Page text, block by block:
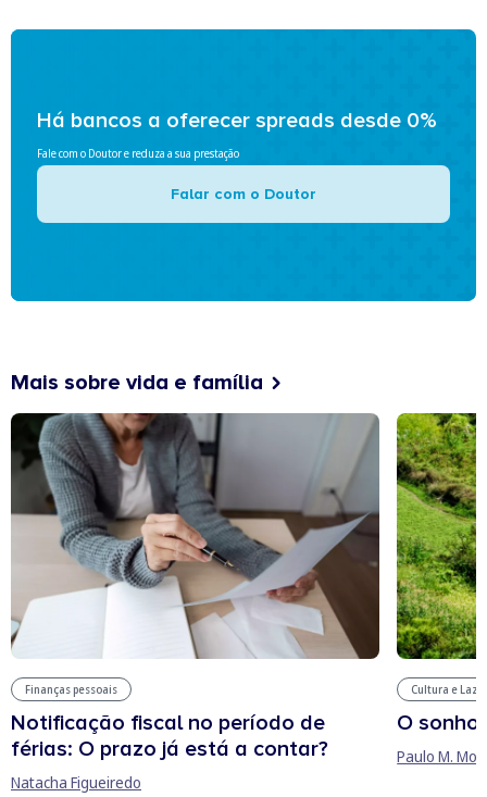
Há bancos a oferecer spreads desde 0%
Fale com o Doutor e reduza a sua prestação
Falar com o Doutor
Mais sobre vida e família
Finanças pessoais
Notificação fiscal no período de
férias: O prazo já está a contar?
Natacha Figueiredo
Cultura e
O sonho
Paulo M.